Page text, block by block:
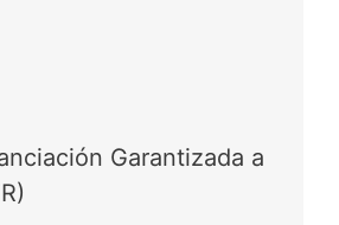
Garantizada a